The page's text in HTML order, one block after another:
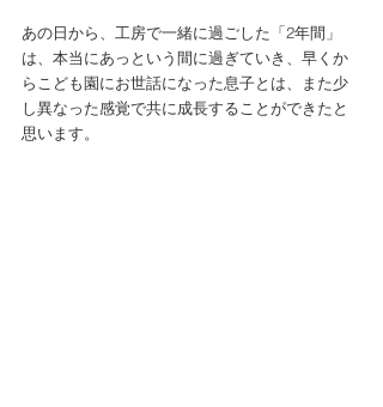
あの日から、工房で一緒に過ごした「2年間」
は、本当にあっという間に過ぎていき、早くか
らこども園にお世話になった息子とは、また少
し異なった感覚で共に成長することができたと
思います。